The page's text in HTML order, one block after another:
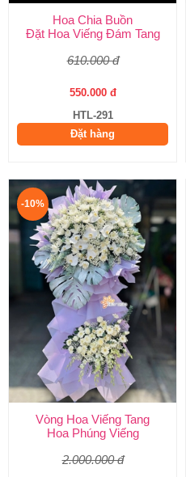
Hoa Chia Buồn
Đặt Hoa Viếng Đám Tang
610.000 đ
550.000 đ
HTL-291
Đặt hàng
-10%
Vòng Hoa Viếng Tang
Hoa Phúng Viếng
2.000.000 đ